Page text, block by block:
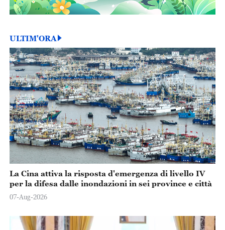
ULTIM'ORA
La Cina attiva la risposta d'emergenza di livello IV
per la difesa dalle inondazioni in sei province e città
07-Aug-2026